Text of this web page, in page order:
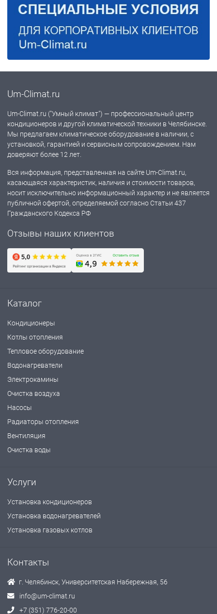
Um-Climat.ru
Um-Climat.ru ("Умный климат") — профессиональный центр
кондиционеров и другой климатической техники в Челябинске.
Мы предлагаем климатическое оборудование в наличии, с
установкой, гарантией и сервисным сопровождением. Нам
доверяют более 12 лет.
Вся информация, представленная на сайте Um-Climat.ru,
касающаяся характеристик, наличия и стоимости товаров,
носит исключительно информационный характер и не является
публичной офертой, определяемой согласно Статьи 437
Гражданского Кодекса РФ
Отзывы наших клиентов
Каталог
Кондиционеры
Котлы отопления
Тепловое оборудование
Водонагреватели
Электрокамины
Очистка воздуха
Насосы
Радиаторы отопления
Вентиляция
Очистка воды
Услуги
Установка кондиционеров
Установка водонагревателей
Установка газовых котлов
Контакты
г. Челябинск, Университетская Набережная, 56
info@um-climat.ru
+7 (351) 776-20-00